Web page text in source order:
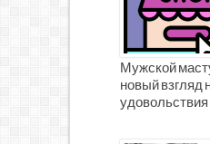
Мужской
новый взгляд
удовольствия